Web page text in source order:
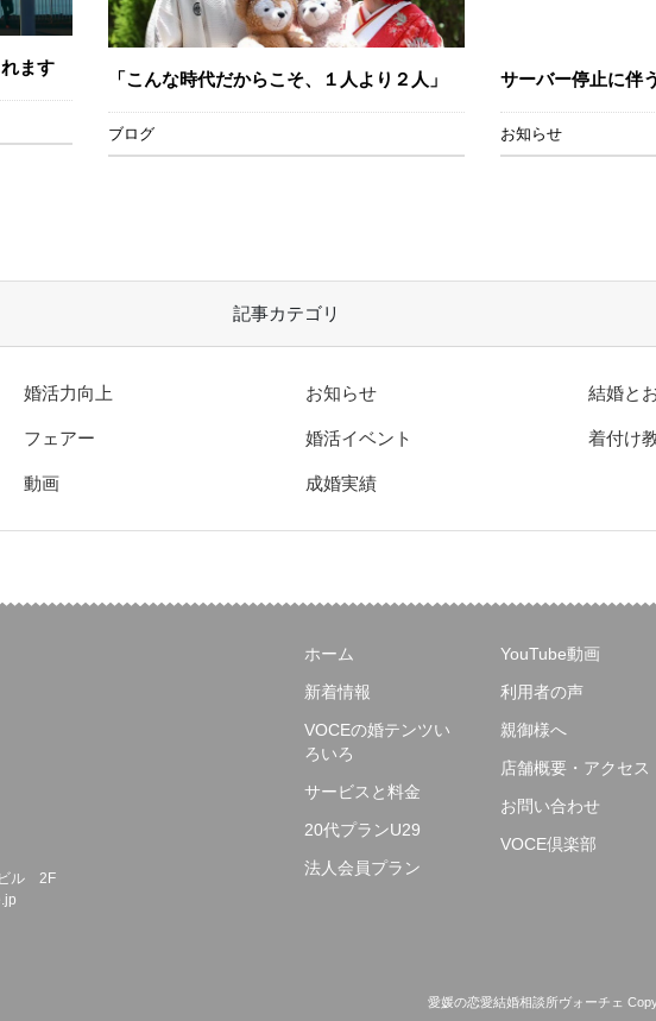
ます
「こんな時代だからこそ、１人より２人」
ブログ
サーバー停止に伴
お知らせ
記事カテゴリ
婚活力向上 お知らせ 結婚と
フェアー 婚活イベント 着付け
動画 成婚実績
ビル 2F
ホーム
新着情報
VOCEの婚テンツい
ろいろ
サービスと料金
20代プランU29
法人会員プラン
YouTube動画
利用者の声
親御様へ
店舗概要・アクセス
お問い合わせ
VOCE倶楽部
愛媛の恋愛結婚相談所ヴォーチェ